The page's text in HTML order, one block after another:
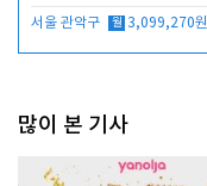
서울 관악구 월 3,099,270원
많이 본 기사